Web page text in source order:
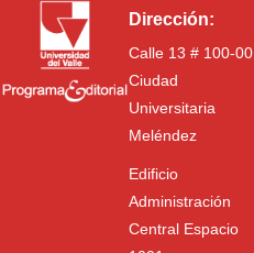
Dirección:
Calle 13 # 100-00
Ciudad
Universitaria
Meléndez
Edificio
Administración
Central Espacio